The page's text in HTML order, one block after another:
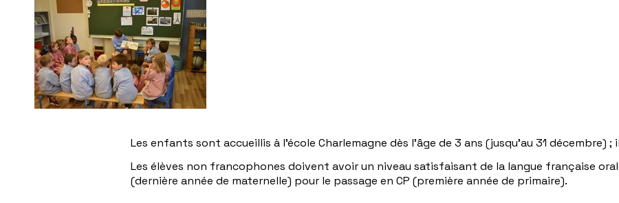
Les enfants sont accueillis à l’école Charlemagne dès l’âge de 3 ans (jusqu'au 31 décembre)
Les élèves non francophones doivent avoir un niveau satisfaisant de la langue française
(dernière année de maternelle) pour le passage en CP (première année de primaire).